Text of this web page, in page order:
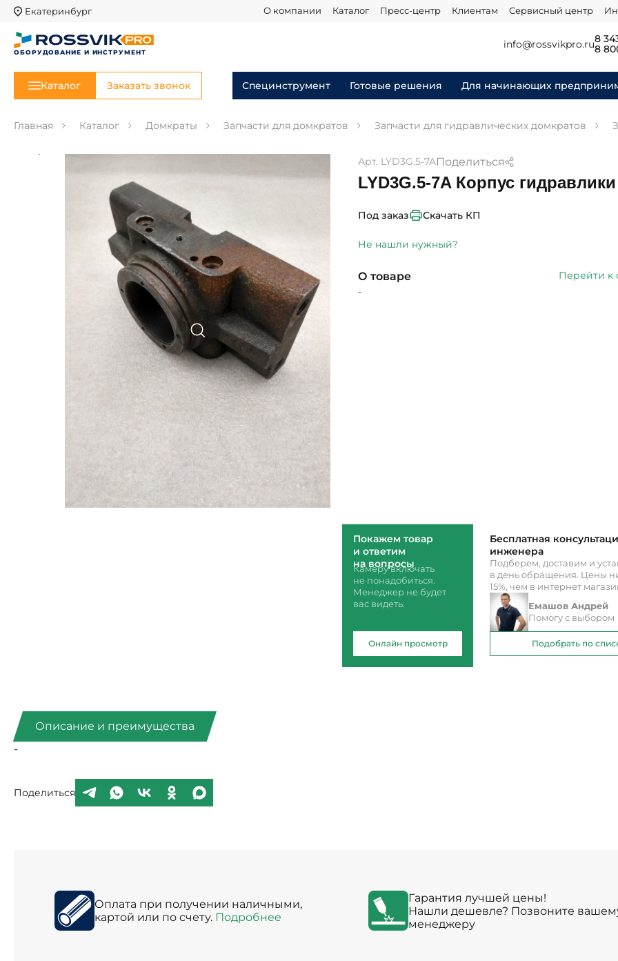
Екатеринбург О компании Каталог Пресс-центр Клиентам Сервисный центр
ОБОРУДОВАНИЕ И ИНСТРУМЕНТ
info@rossvikpro.ru8
8
Каталог Заказать звонок Специнструмент Готовые решения Для начинающих
Главная Каталог Домкраты Запчасти для домкратов Запчасти для гидравлических домкратов
Арт. LYD3G.5-7AПоделиться
LYD3G.5-7A Корпус гидравлики
Под заказ Скачать КП
Не нашли нужный?
О товаре
Перейти к
-
Покажем товар
и ответим
на вопросы
Камеру включать
не понадобиться.
Менеджер не будет
вас видеть.
Онлайн просмотр
Бесплатная
инженера
Подберем, доставим и
в день обращения. Цены
15%, чем в интернет
Емашов Андрей
Помогу с выбором
Подобрать по
Описание и преимущества
-
Поделиться
Оплата при получении наличными,
картой или по счету. Подробнее
Гарантия лучшей цены!
Нашли дешевле? Позвоните
менеджеру